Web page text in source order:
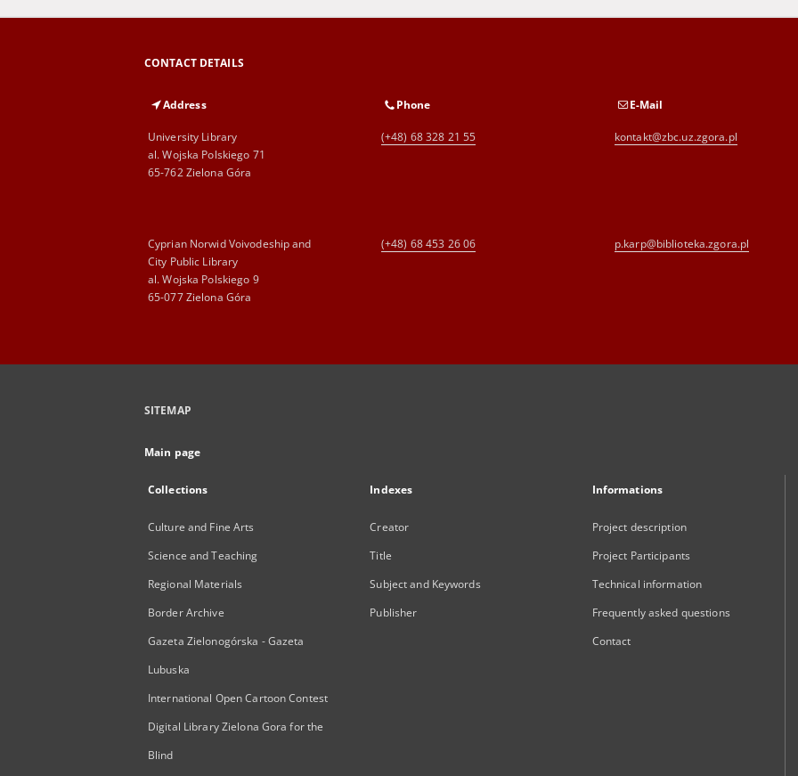
CONTACT DETAILS
Address
University Library
al. Wojska Polskiego 71
65-762 Zielona Góra
Phone
(+48) 68 328 21 55
E-Mail
kontakt@zbc.uz.zgora.pl
Cyprian Norwid Voivodeship and
City Public Library
al. Wojska Polskiego 9
65-077 Zielona Góra
(+48) 68 453 26 06 p.karp@biblioteka.zgora.pl
SITEMAP
Main page
Collections
Culture and Fine Arts
Science and Teaching
Regional Materials
Border Archive
Gazeta Zielonogórska - Gazeta
Lubuska
International Open Cartoon Contest
Digital Library Zielona Gora for the
Blind
Indexes
Creator
Title
Subject and Keywords
Publisher
Informations
Project description
Project Participants
Technical information
Frequently asked questions
Contact